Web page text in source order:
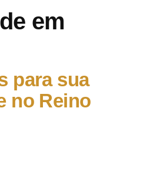
em
para sua
no Reino